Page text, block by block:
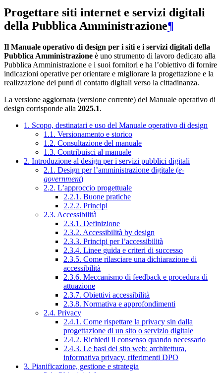
Progettare siti internet e servizi digitali
della Pubblica Amministrazione¶
Il Manuale operativo di design per i siti e i servizi digitali della
Pubblica Amministrazione è uno strumento di lavoro dedicato alla
Pubblica Amministrazione e i suoi fornitori e ha l’obiettivo di fornire
indicazioni operative per orientare e migliorare la progettazione e la
realizzazione dei punti di contatto digitali verso la cittadinanza.
La versione aggiornata (versione corrente) del Manuale operativo di
design corrisponde alla 2025.1.
1. Scopo, destinatari e uso del Manuale operativo di design
1.1. Versionamento e storico
1.2. Consultazione del manuale
1.3. Contribuisci al manuale
2. Introduzione al design per i servizi pubblici digitali
2.1. Design per l’amministrazione digitale (e-
government)
2.2. L’approccio progettuale
2.2.1. Buone pratiche
2.2.2. Principi
2.3. Accessibilità
2.3.1. Definizione
2.3.2. Accessibilità by design
2.3.3. Principi per l’accessibilità
2.3.4. Linee guida e criteri di successo
2.3.5. Come rilasciare una dichiarazione di
accessibilità
2.3.6. Meccanismo di feedback e procedura di
attuazione
2.3.7. Obiettivi accessibilità
2.3.8. Normativa e approfondimenti
2.4. Privacy
2.4.1. Come rispettare la privacy sin dalla
progettazione di un sito o servizio digitale
2.4.2. Richiedi il consenso quando necessario
2.4.3. Le basi del sito web: architettura,
informativa privacy, riferimenti DPO
3. Pianificazione, gestione e strategia